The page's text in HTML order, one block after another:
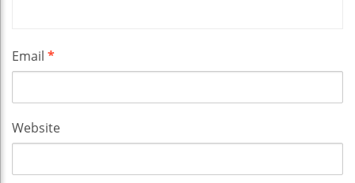
Email *
Website